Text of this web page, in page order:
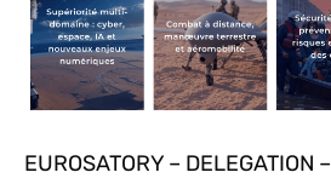
EUROSATORY – DELEGATION –